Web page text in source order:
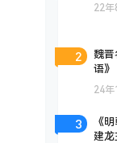
22年
2
魏
语
24年
3
《
建龙